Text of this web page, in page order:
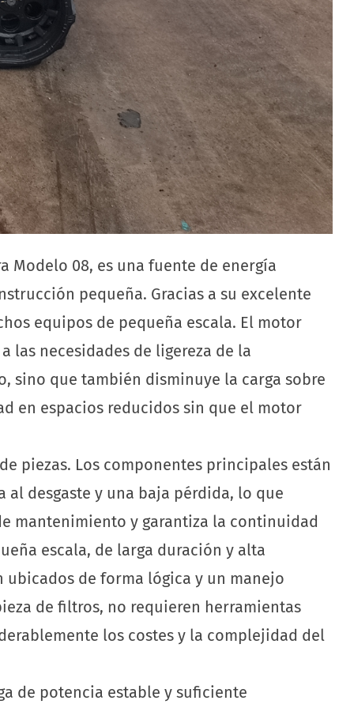
Modelo 08, es una fuente de energía
pequeña. Gracias a su excelente
equipos de pequeña escala. El motor
las necesidades de ligereza de la
sino que también disminuye la carga sobre
en espacios reducidos sin que el motor
piezas. Los componentes principales están
desgaste y una baja pérdida, lo que
mantenimiento y garantiza la continuidad
escala, de larga duración y alta
de forma lógica y un manejo
de filtros, no requieren herramientas
los costes y la complejidad del
de potencia estable y suficiente